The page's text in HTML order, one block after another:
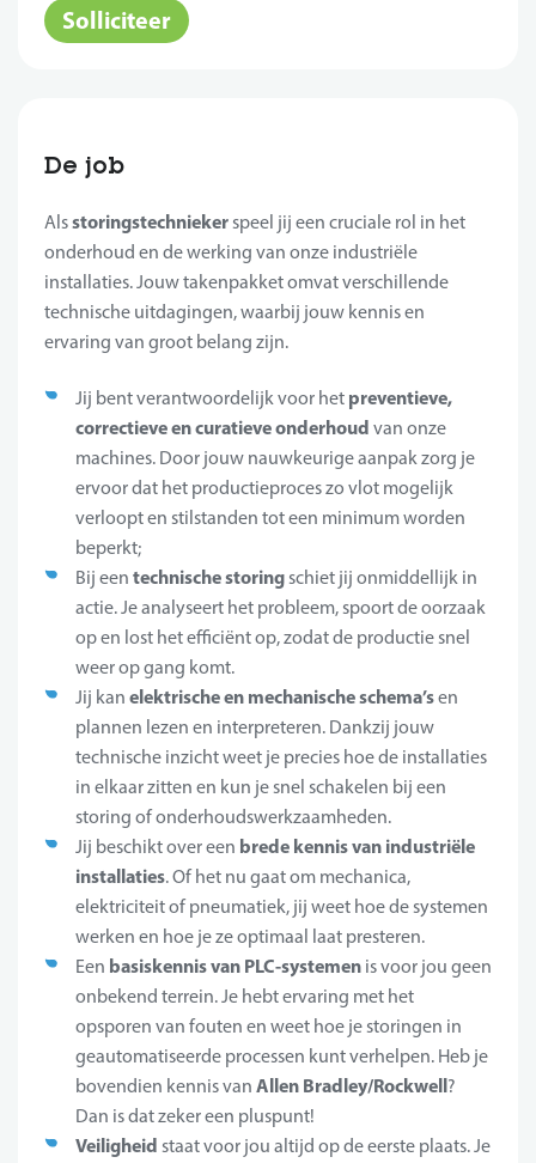
Solliciteer
De job
Alsstoringstechniekerspeel jij een cruciale rol in het
onderhoud en de werking van onze industriële
installaties. Jouw takenpakket omvat verschillende
technische uitdagingen, waarbij jouw kennis en
ervaring van groot belang zijn.
Jij bent verantwoordelijk voor het preventieve,
correctieve en curatieve onderhoud van onze
machines. Door jouw nauwkeurige aanpak zorg je
ervoor dat het productieproces zo vlot mogelijk
verloopt en stilstanden tot een minimum worden
beperkt;
Bij een technische storingschiet jij onmiddellijk in
actie. Je analyseert het probleem, spoort de oorzaak
op en lost het efficiënt op, zodat de productie snel
weer op gang komt.
Jij kan elektrische en mechanische schema’sen
plannen lezen en interpreteren. Dankzij jouw
technische inzicht weet je precies hoe de installaties
in elkaar zitten en kun je snel schakelen bij een
storing of onderhoudswerkzaamheden.
Jij beschikt over een brede kennis van industriële
installaties. Of het nu gaat om mechanica,
elektriciteit of pneumatiek, jij weet hoe de systemen
werken en hoe je ze optimaal laat presteren.
Een basiskennis van PLC-systemen is voor jou geen
onbekend terrein. Je hebt ervaring met het
opsporen van fouten en weet hoe je storingen in
geautomatiseerde processen kunt verhelpen. Heb je
bovendien kennis van Allen Bradley/Rockwell?
Dan is dat zeker een pluspunt!
Veiligheid staat voor jou altijd op de eerste plaats. Je